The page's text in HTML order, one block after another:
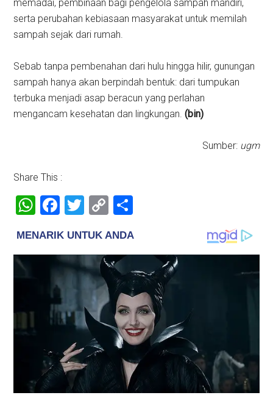
memadai, pembinaan bagi pengelola sampah mandiri,
serta perubahan kebiasaan masyarakat untuk memilah
sampah sejak dari rumah.
Sebab tanpa pembenahan dari hulu hingga hilir, gunungan
sampah hanya akan berpindah bentuk: dari tumpukan
terbuka menjadi asap beracun yang perlahan
mengancam kesehatan dan lingkungan.(bin)
Sumber: ugm
Share This :
WhatsApp
Facebook
Twitter
Copy